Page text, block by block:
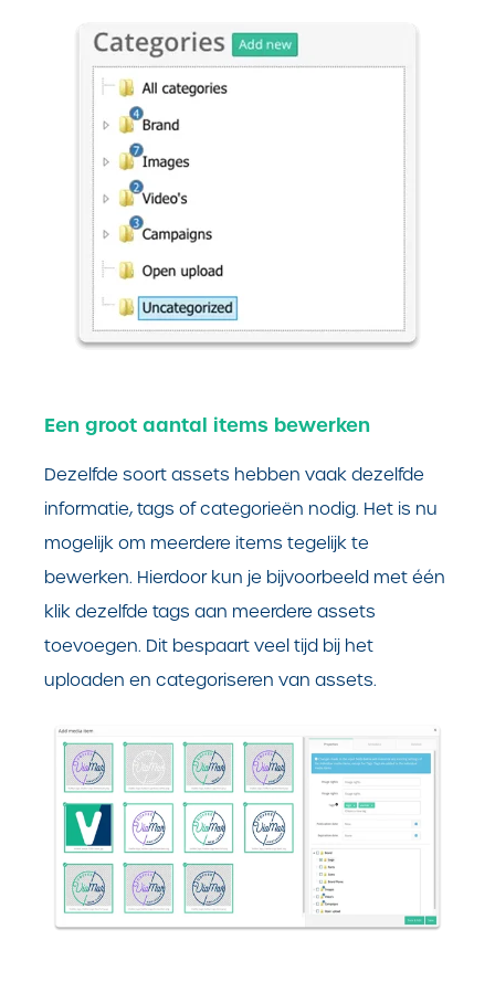
Een groot aantal items bewerken
Dezelfde soort assets hebben vaak dezelfde
informatie, tags of categorieën nodig. Het is nu
mogelijk om meerdere items tegelijk te
bewerken. Hierdoor kun je bijvoorbeeld met één
klik dezelfde tags aan meerdere assets
toevoegen. Dit bespaart veel tijd bij het
uploaden en categoriseren van assets.